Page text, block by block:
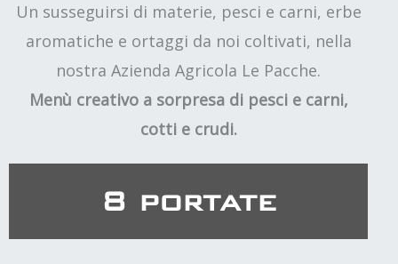
Un susseguirsi di materie, pesci e carni, erbe
aromatiche e ortaggi da noi coltivati, nella
nostra Azienda Agricola Le Pacche.
Menù creativo a sorpresa di pesci e carni,
cotti e crudi.
8 portate